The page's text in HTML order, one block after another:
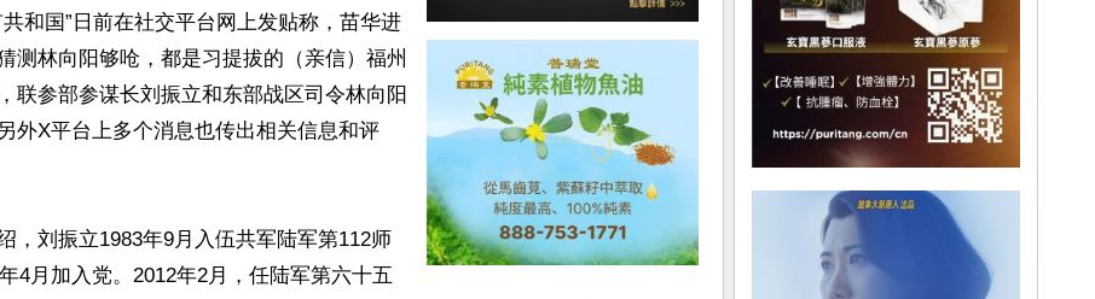
共和国”日前在社交平台网上发贴称，苗华进
测林向阳够呛，都是习提拔的（亲信）福州
联参部参谋长刘振立和东部战区司令林向阳
外X平台上多个消息也传出相关信息和评
，刘振立1983年9月入伍共军陆军第112师
4月加入党。2012年2月，任陆军第六十五